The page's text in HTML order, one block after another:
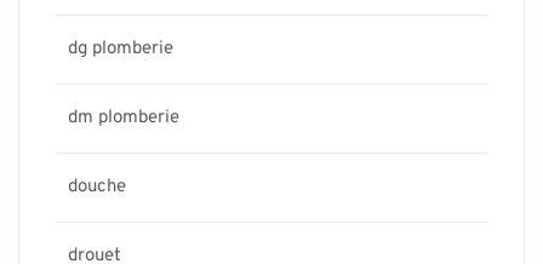
dg plomberie
dm plomberie
douche
drouet